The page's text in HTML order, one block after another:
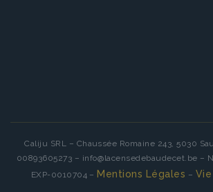
Caliju SRL – Chaussée Romaine 243, 5030
00893605273 – info@lacensedebaudecet.be –
EXP-0010704 – Mentions Légales –